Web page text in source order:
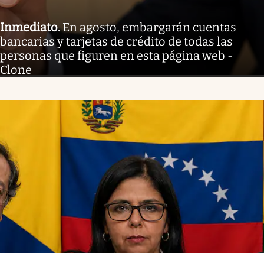
Inmediato.En agosto, embargarán cuentas
bancarias y tarjetas de crédito de todas las
personas que figuren en esta página web -
Clone